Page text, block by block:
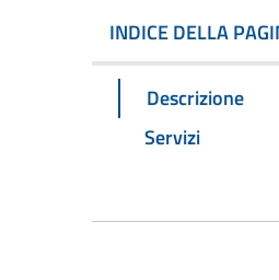
INDICE DELLA
Descrizione
Servizi